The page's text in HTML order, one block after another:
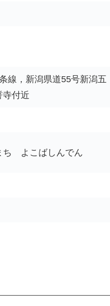
線，新潟県道55号新潟五
寺付近
ち よこばしんでん